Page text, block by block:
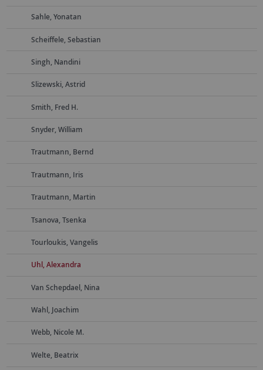
Sahle, Yonatan
Scheiffele, Sebastian
Singh, Nandini
Slizewski, Astrid
Smith, Fred H.
Snyder, William
Trautmann, Bernd
Trautmann, Iris
Trautmann, Martin
Tsanova, Tsenka
Tourloukis, Vangelis
Uhl, Alexandra
Van Schepdael, Nina
Wahl, Joachim
Webb, Nicole M.
Welte, Beatrix